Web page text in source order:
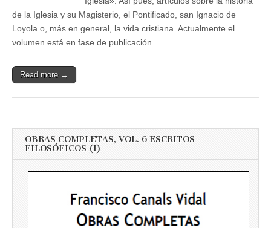
de la Iglesia y su Magisterio, el Pontificado, san Ignacio de
Loyola o, más en general, la vida cristiana. Actualmente el
volumen está en fase de publicación.
Read more →
OBRAS COMPLETAS, VOL. 6 ESCRITOS
FILOSÓFICOS (I)